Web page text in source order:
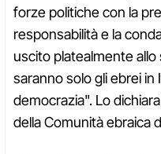
forze politiche con la
responsabilità e la
uscito platealmente
saranno solo gli ebrei in
democrazia". Lo
della Comunità ebraica